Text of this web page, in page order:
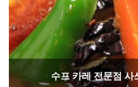
수프 카레 전문점 사